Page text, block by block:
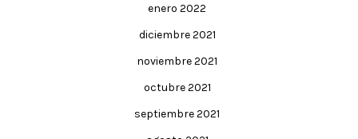
enero 2022
diciembre 2021
noviembre 2021
octubre 2021
septiembre 2021